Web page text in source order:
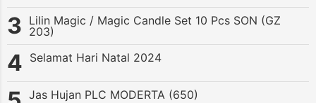
Lilin Magic / Magic Candle Set 10 Pcs SON (GZ
203)
Selamat Hari Natal 2024
Jas Hujan PLC MODERTA (650)